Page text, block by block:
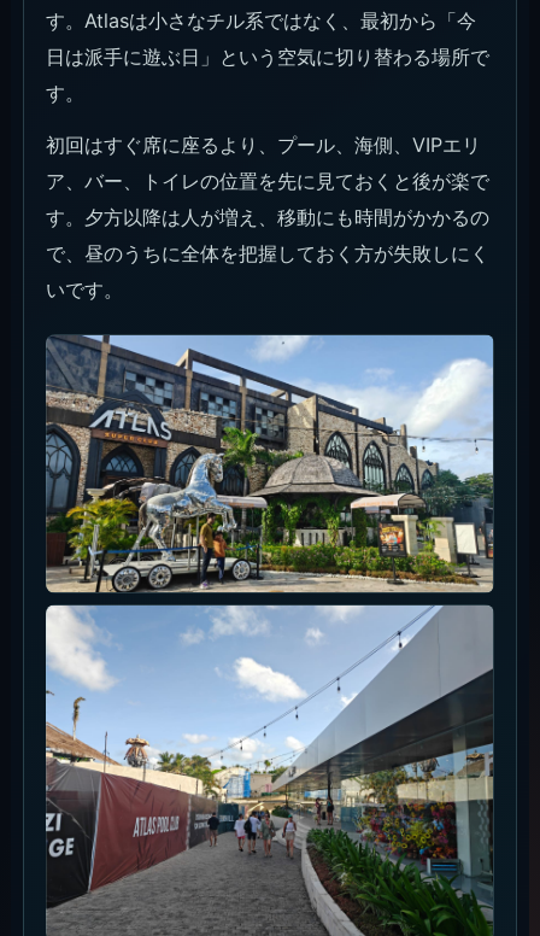
す。Atlasは小さなチル系ではなく、最初から「今
日は派手に遊ぶ日」という空気に切り替わる場所で
す。
初回はすぐ席に座るより、プール、海側、VIPエリ
ア、バー、トイレの位置を先に見ておくと後が楽で
す。夕方以降は人が増え、移動にも時間がかかるの
で、昼のうちに全体を把握しておく方が失敗しにく
いです。